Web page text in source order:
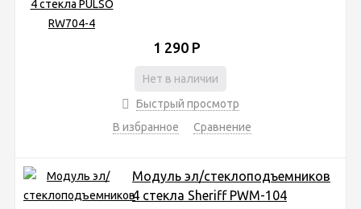
1 290 Р
Нет в наличии
Быстрый просмотр
В избранное
Сравнение
Модуль эл/стеклоподъемников
4 cтекла Sheriff PWM-104